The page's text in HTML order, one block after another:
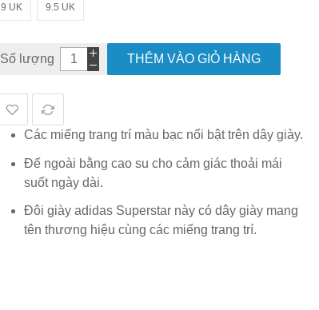
9 UK 9.5 UK
Số lượng THÊM VÀO GIỎ HÀNG
Các miếng trang trí màu bạc nổi bật trên dây giày.
Đế ngoài bằng cao su cho cảm giác thoải mái
suốt ngày dài.
Đôi giày adidas Superstar này có dây giày mang
tên thương hiệu cùng các miếng trang trí.